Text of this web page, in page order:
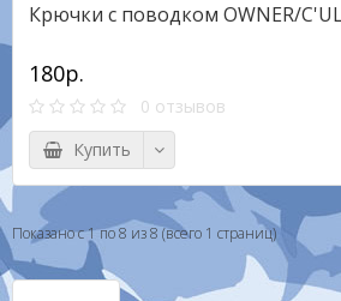
Крючки с поводком OWNER/
180р.
0 отзывов
Купить
Показано с 1 по 8 из 8 (всего 1 страниц)